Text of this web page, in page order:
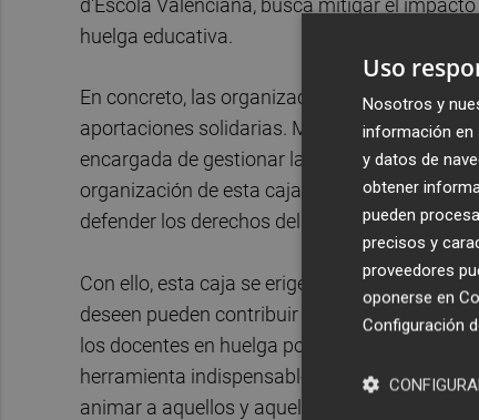
huelga educativa.
En concreto, las organizaciones citadas
aportaciones solidarias. Mientras la
encargada de gestionar la iniciativa a través
organización de esta caja de resistencia
defender los derechos del alumnado y del
Con ello, esta caja se erige como un fondo
deseen pueden contribuir con sus
los docentes en huelga por las jornadas
herramienta indispensable para poder
animar a aquellos y aquellas que por
Uso
Nosotros y
información en
y datos de
obtener
pueden
precisos y
proveedores
oponerse en
Configuración